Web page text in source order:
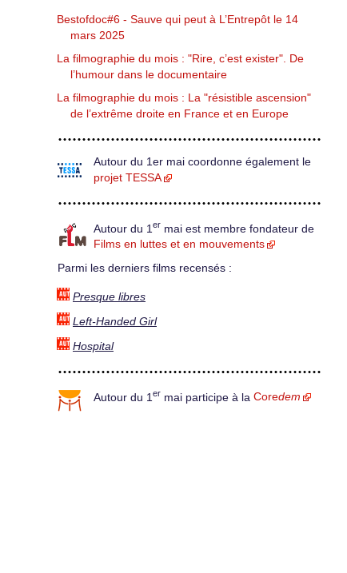
Bestofdoc#6 - Sauve qui peut à L’Entrepôt le 14
mars 2025
La filmographie du mois : "Rire, c’est exister". De
l’humour dans le documentaire
La filmographie du mois : La "résistible ascension"
de l’extrême droite en France et en Europe
Autour du 1er mai coordonne également le
projet TESSA
Autour du 1 er mai est membre fondateur de
Films en luttes et en mouvements
Parmi les derniers films recensés :
Presque libres
Left-Handed Girl
Hospital
Autour du 1 er mai participe à la Coredem